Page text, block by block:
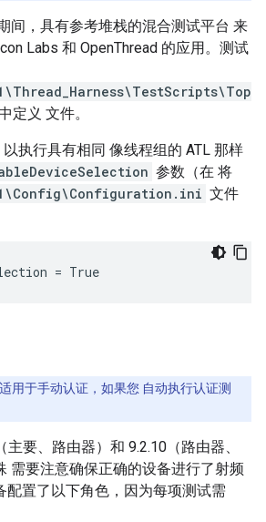
间，具有参考堆栈的混合测试平台 来
Labs 和 OpenThread 的应用。测试
定义 文件。
执行具有相同 像线程组的 ATL 那样
参数（在 将
文件
= True
用于手动认证，如果您 自动执行认证测
要、路由器）和 9.2.10（路由器、
需要注意确保正确的设备进行了射频
配置了以下角色，因为每项测试需